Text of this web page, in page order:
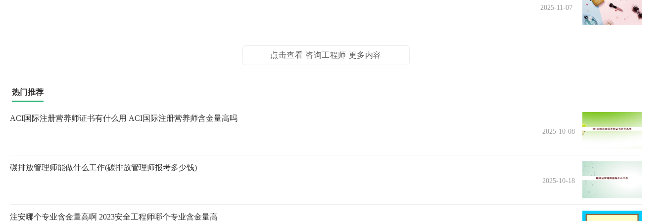
2025-11-07
点击查看 咨询工程师 更多内容
热门推荐
ACI国际注册营养师证书有什么用 ACI国际注册营养师含金量高吗
2025-10-08
碳排放管理师能做什么工作(碳排放管理师报考多少钱)
2025-10-18
注安哪个专业含金量高啊 2023安全工程师哪个专业含金量高